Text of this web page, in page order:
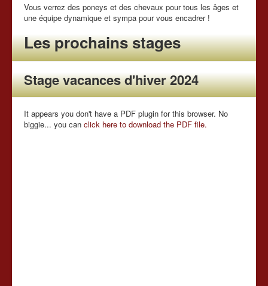
Vous verrez des poneys et des chevaux pour tous les âges et
une équipe dynamique et sympa pour vous encadrer !
Les prochains stages
Stage vacances d'hiver 2024
It appears you don't have a PDF plugin for this browser. No
biggie... you can click here to download the PDF file.